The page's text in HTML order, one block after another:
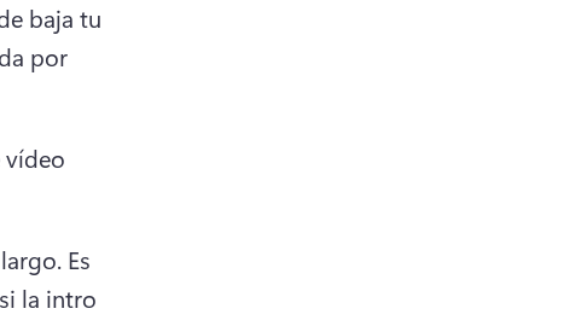
baja tu
por
vídeo
Es
la intro